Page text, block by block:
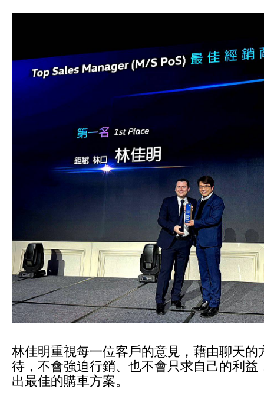
林佳明重視每一位客戶的意見，藉由聊天
待，不會強迫行銷、也不會只求自己的利
出最佳的購車方案。